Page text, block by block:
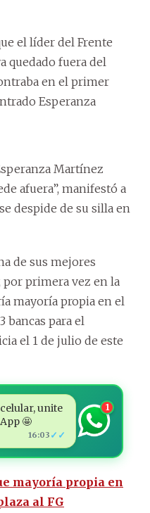
el líder del Frente
quedado fuera del
en el primer
Esperanza
Martínez
afuera”, manifestó a
despide de su silla en
de sus mejores
primera vez en la
mayoría propia en el
bancas para el
el 1 de julio de este
unite
🤩
16:03 ✓✓
1
mayoría propia en
al FG